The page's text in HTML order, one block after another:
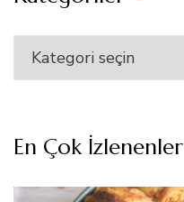
Kategoriler
En Çok İzlenenler